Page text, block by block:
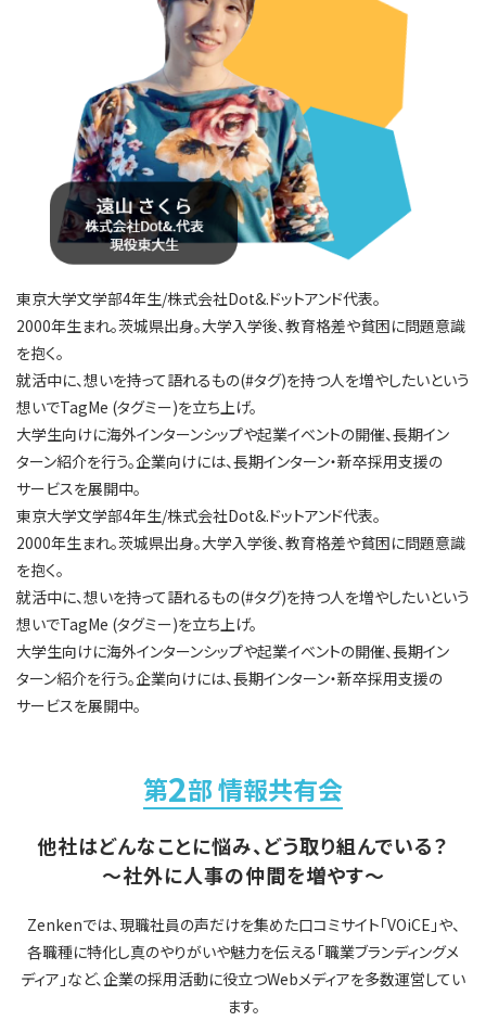
東京大学文学部4年生/株式会社Dot&.ドットアンド代表。
2000年生まれ。茨城県出身。大学入学後、教育格差や貧困に問題意識
を抱く。
就活中に、想いを持って語れるもの(#タグ)を持つ人を増やしたいという
想いでTagMe (タグミー)を立ち上げ。
大学生向けに海外インターンシップや起業イベントの開催、長期イン
ターン紹介を行う。企業向けには、長期インターン・新卒採用支援の
サービスを展開中。
東京大学文学部4年生/株式会社Dot&.ドットアンド代表。
2000年生まれ。茨城県出身。大学入学後、教育格差や貧困に問題意識
を抱く。
就活中に、想いを持って語れるもの(#タグ)を持つ人を増やしたいという
想いでTagMe (タグミー)を立ち上げ。
大学生向けに海外インターンシップや起業イベントの開催、長期イン
ターン紹介を行う。企業向けには、長期インターン・新卒採用支援の
サービスを展開中。
第2部 情報共有会
他社はどんなことに悩み、どう取り組んでいる？
〜社外に人事の仲間を増やす〜
Zenkenでは、現職社員の声だけを集めた口コミサイト「VOiCE」や、
各職種に特化し真のやりがいや魅力を伝える「職業ブランディングメ
ディア」など、企業の採用活動に役立つWebメディアを多数運営してい
ます。